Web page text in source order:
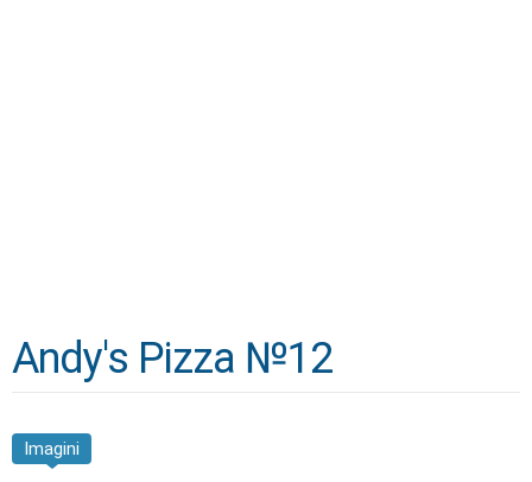
Andy's Pizza №12
Imagini